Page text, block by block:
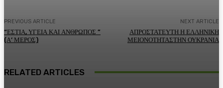
PREVIOUS ARTICLE
“ΕΣΤΙΑ, ΥΓΕΙΑ ΚΑΙ ΑΝΘΡΩΠΟΣ ”
(Α’ ΜΕΡΟΣ)
NEXT ARTICLE
ΑΠΡΟΣΤΑΤΕΥΤΗ Η ΕΛΛΗΝΙΚΗ
ΜΕΙΟΝΟΤΗΤΑΣΤΗΝ ΟΥΚΡΑΝΙΑ
RELATED ARTICLES